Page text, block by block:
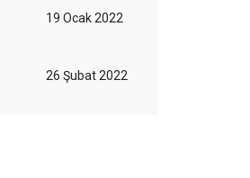
19 Ocak 2022
26 Şubat 2022